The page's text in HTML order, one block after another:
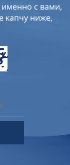
с вами,
капчу ниже,